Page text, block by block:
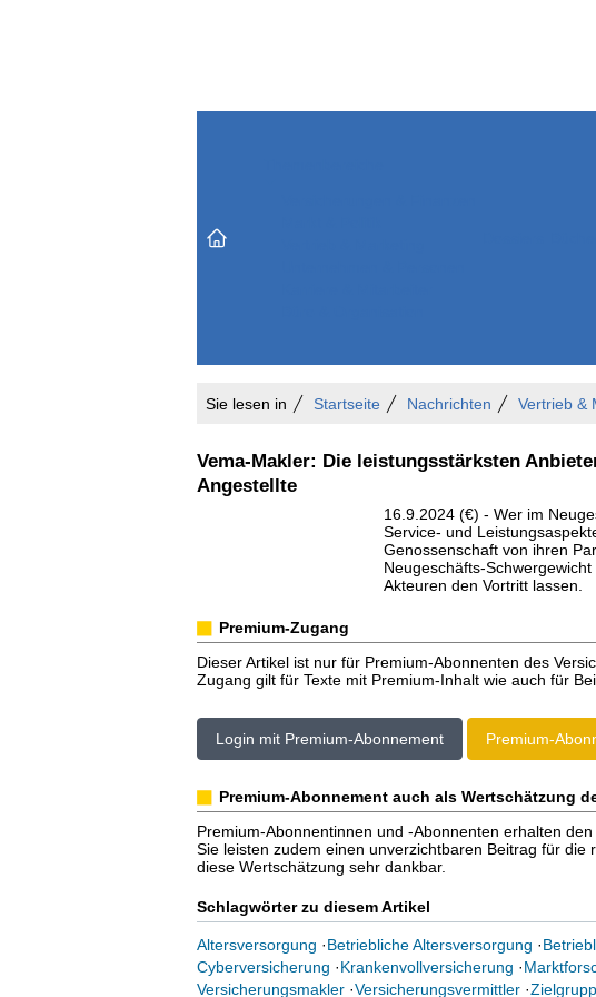
Sie lesen in Startseite Nachrichten Vertrieb &
Vema-Makler: Die leistungsstärksten
Angestellte
16.9.2024 (€) - Wer im
Service- und
Genossenschaft von ihren
Neugeschäfts-
Akteuren den Vortritt lassen.
Premium-Zugang
Dieser Artikel ist nur für Premium-Abonnenten des
Zugang gilt für Texte mit Premium-Inhalt wie auch für
Login mit Premium-Abonnement Premium-
Premium-Abonnement auch als Wertschätzung
Premium-Abonnentinnen und -Abonnenten erhalten
Sie leisten zudem einen unverzichtbaren Beitrag für die
diese Wertschätzung sehr dankbar.
Schlagwörter zu diesem Artikel
Altersversorgung ·Betriebliche Altersversorgung ·
Cyberversicherung ·Krankenvollversicherung ·
Versicherungsmakler·Versicherungsvermittler·